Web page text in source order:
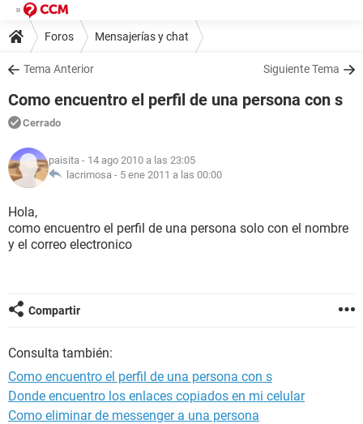
Foros Mensajerías y chat
Tema Anterior Siguiente Tema
Como encuentro el perfil de una persona con s
Cerrado
paisita - 14 ago 2010 a las 23:05
lacrimosa - 5 ene 2011 a las 00:00
Hola,
como encuentro el perfil de una persona solo con el nombre
y el correo electronico
Compartir
Consulta también:
Como encuentro el perfil de una persona con s
Donde encuentro los enlaces copiados en mi celular
Como eliminar de messenger a una persona